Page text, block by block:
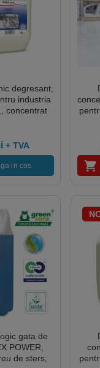
degresant,
industria
concentrat
+ TVA
in cos
gata de
POWER,
de sters,